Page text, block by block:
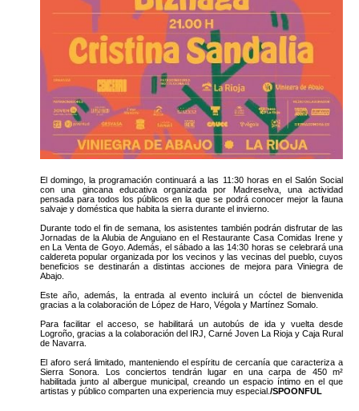
El domingo, la programación continuará a las 11:30 horas en el Salón Social
con una gincana educativa organizada por Madreselva, una actividad
pensada para todos los públicos en la que se podrá conocer mejor la fauna
salvaje y doméstica que habita la sierra durante el invierno.
Durante todo el fin de semana, los asistentes también podrán disfrutar de las
Jornadas de la Alubia de Anguiano en el Restaurante Casa Comidas Irene y
en La Venta de Goyo. Además, el sábado a las 14:30 horas se celebrará una
caldereta popular organizada por los vecinos y las vecinas del pueblo, cuyos
beneficios se destinarán a distintas acciones de mejora para Viniegra de
Abajo.
Este año, además, la entrada al evento incluirá un cóctel de bienvenida
gracias a la colaboración de López de Haro, Végola y Martínez Somalo.
Para facilitar el acceso, se habilitará un autobús de ida y vuelta desde
Logroño, gracias a la colaboración del IRJ, Carné Joven La Rioja y Caja Rural
de Navarra.
El aforo será limitado, manteniendo el espíritu de cercanía que caracteriza a
Sierra Sonora. Los conciertos tendrán lugar en una carpa de 450 m²
habilitada junto al albergue municipal, creando un espacio íntimo en el que
artistas y público comparten una experiencia muy especial. /SPOONFUL